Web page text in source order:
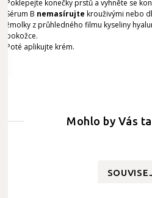
Poklepejte konečky prstů a vyhněte se
Sérum B nemasírujte krouživými nebo
žmolky z průhledného filmu kyseliny
pokožce.
Poté aplikujte krém.
Mohlo by Vás